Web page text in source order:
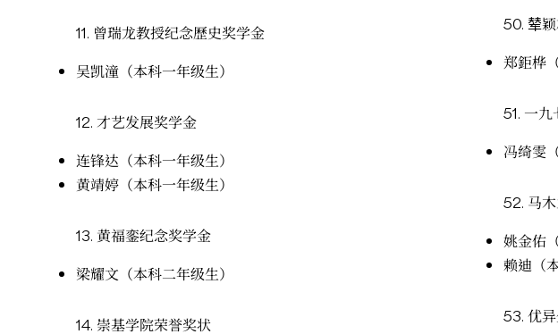
11. 曾瑞龙教授纪念歷史奖学金
吴凯潼（本科一年级生）
12. 才艺发展奖学金
连锋达（本科一年级生）
黄靖婷（本科一年级生）
13. 黄福銮纪念奖学金
梁耀文（本科二年级生）
14. 崇基学院荣誉奖状
50. 辇
郑鉅桦
51. 一九
冯绮雯
52. 马
姚金佑
赖迪（
53. 优